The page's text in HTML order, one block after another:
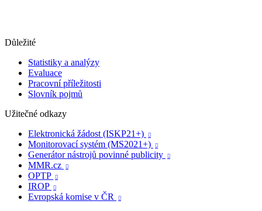
Důležité
Statistiky a analýzy
Evaluace
Pracovní příležitosti
Slovník pojmů
Užitečné odkazy
Elektronická žádost (ISKP21+)

Monitorovací systém (MS2021+) 
Generátor nástrojů povinné publicity 
MMR.cz 
OPTP 
IROP 
Evropská komise v ČR 